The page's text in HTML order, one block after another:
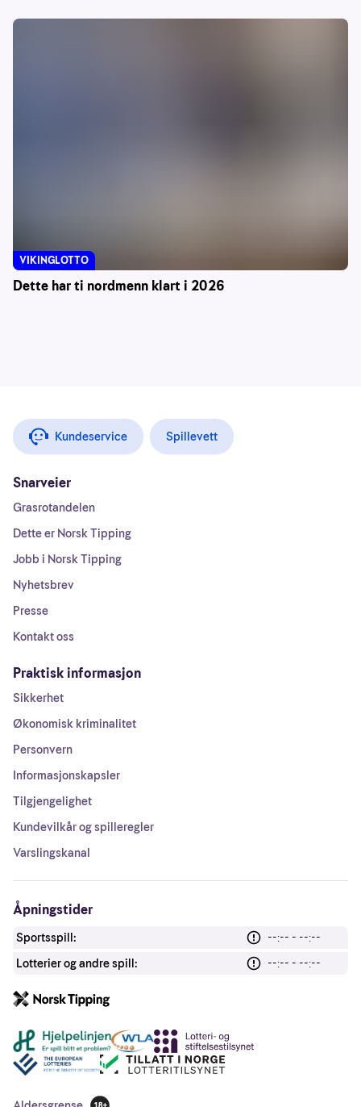
Dette har ti nordmenn klart i 2026
VIKINGLOTTO
Kundeservice Spillevett
Snarveier
Grasrotandelen
Dette er Norsk Tipping
Jobb i Norsk Tipping
Nyhetsbrev
Presse
Kontakt oss
Praktisk informasjon
Sikkerhet
Økonomisk kriminalitet
Personvern
Informasjonskapsler
Tilgjengelighet
Kundevilkår og spilleregler
Varslingskanal
Åpningstider
Sportsspill:
--:-- - --:--
Lotterier og andre spill:
--:-- - --:--
Andre lenker